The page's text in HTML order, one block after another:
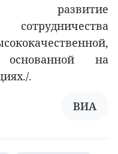
развитие
сотрудничества
на
.
ВИА